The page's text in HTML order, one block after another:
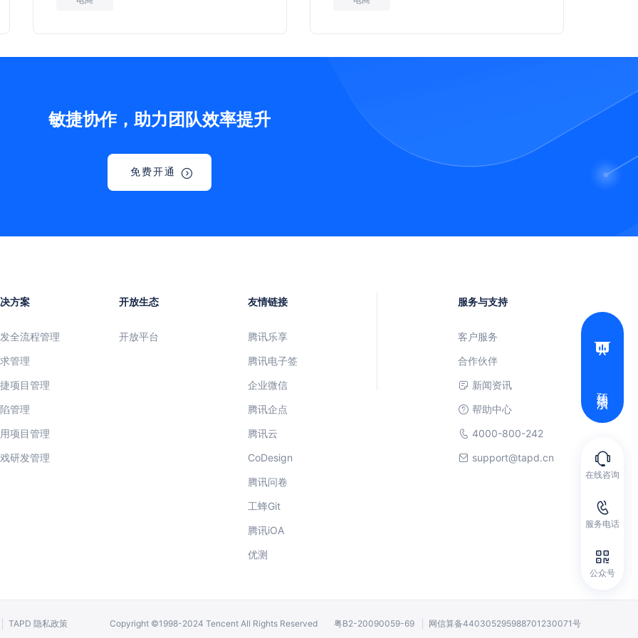
敏捷协作，助力团队效率提升
免费开通
方案
全流程管理
管理
项目管理
管理
项目管理
研发管理
开放生态
开放平台
友情链接
腾讯乐享
腾讯电子签
企业微信
腾讯企点
腾讯云
CoDesign
腾讯问卷
工蜂Git
腾讯iOA
优测
服务与支持
客户服务
合作伙伴
新闻资讯
帮助中心
4000-800-242
support@tapd.cn
TAPD 隐私政策 Copyright ©1998-2024 Tencent All Rights Reserved 粤B2-20090059-69 网信算备440305295988701230071号
在线咨询
服务电话
公众号